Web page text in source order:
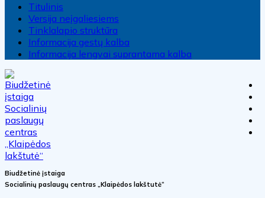
Titulinis
Versija neįgaliesiems
Tinklalapio struktūra
Informacija gestų kalba
Informacija lengvai suprantama kalba
Biudžetinė įstaiga
Socialinių paslaugų centras „Klaipėdos lakštutė“